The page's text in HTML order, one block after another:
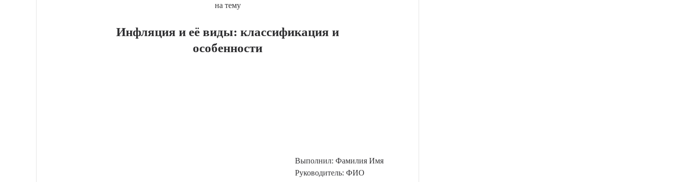
на тему
Инфляция и её виды: классификация и
особенности
Выполнил: Фамилия Имя
Руководитель: ФИО